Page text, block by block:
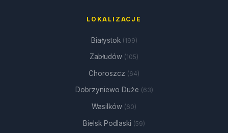
LOKALIZACJE
Białystok (199)
Zabłudów (105)
Choroszcz (64)
Dobrzyniewo Duże (63)
Wasilków (60)
Bielsk Podlaski (59)